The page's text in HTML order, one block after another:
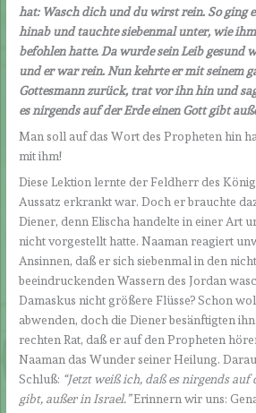
hat: Wasch dich und du wirst rein. So ging
hinab und tauchte siebenmal unter, wie
befohlen hatte. Da wurde sein Leib gesund
und er war rein. Nun kehrte er mit seinem
Gottesmann zurück, trat vor ihn hin und
es nirgends auf der Erde einen Gott gibt
Man soll auf das Wort des Propheten hin
mit ihm!
Diese Lektion lernte der Feldherr des
Aussatz erkrankt war. Doch er brauchte
Diener, denn Elischa handelte in einer Art
nicht vorgestellt hatte. Naaman reagiert
Ansinnen, daß er sich siebenmal in den
beeindruckenden Wassern des Jordan
Damaskus nicht größere Flüsse? Schon
abwenden, doch die Diener besänftigten
rechten Rat, daß er auf den Propheten
Naaman das Wunder seiner Heilung.
Schluß: “Jetzt weiß ich, daß es nirgends auf
gibt, außer in Israel.”Erinnern wir uns: